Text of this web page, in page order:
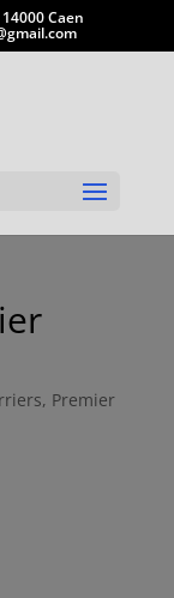
Caen
, Premier